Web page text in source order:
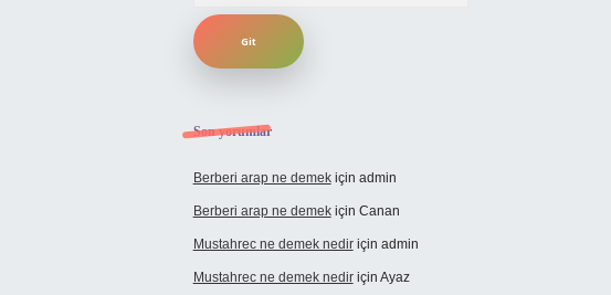
Son yorumlar
Berberi arap ne demekiçin admin
Berberi arap ne demekiçin Canan
Mustahrec ne demek nediriçin admin
Mustahrec ne demek nediriçin Ayaz